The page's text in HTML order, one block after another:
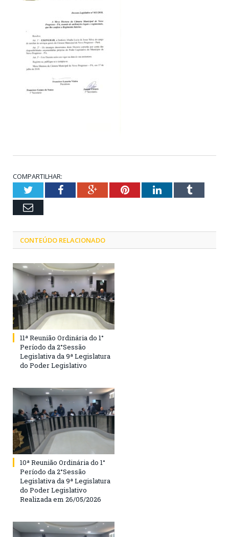
COMPARTILHAR:
TwitterFacebookGoogle+PinterestLinkedInTumblr
Email
CONTEÚDO RELACIONADO
11ª Reunião Ordinária do 1°
Período da 2°Sessão
Legislativa da 9ª Legislatura
do Poder Legislativo
10ª Reunião Ordinária do 1°
Período da 2°Sessão
Legislativa da 9ª Legislatura
do Poder Legislativo
Realizada em 26/05/2026